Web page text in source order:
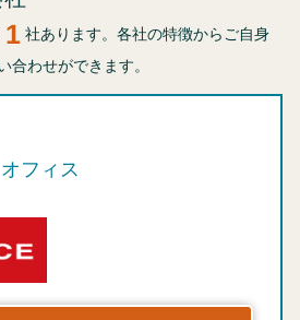
1 社あります。各社の特徴からご自身
合わせができます。
フィス